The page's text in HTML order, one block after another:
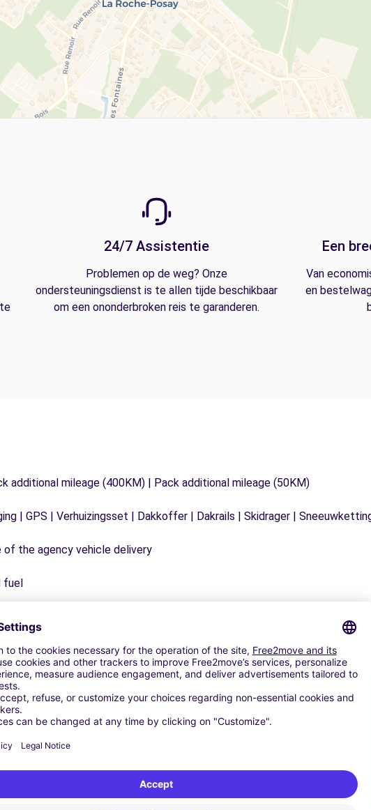
24/7 Assistentie
Problemen op de weg? Onze
ondersteuningsdienst is te allen tijde beschikbaar
om een ononderbroken reis te garanderen.
Een
Van
en
additional mileage (400KM) | Pack additional mileage (50KM)
| GPS | Verhuizingsset | Dakkoffer | Dakrails | Skidrager |
the agency vehicle delivery
fuel
Vergelijkbare Agentschappen